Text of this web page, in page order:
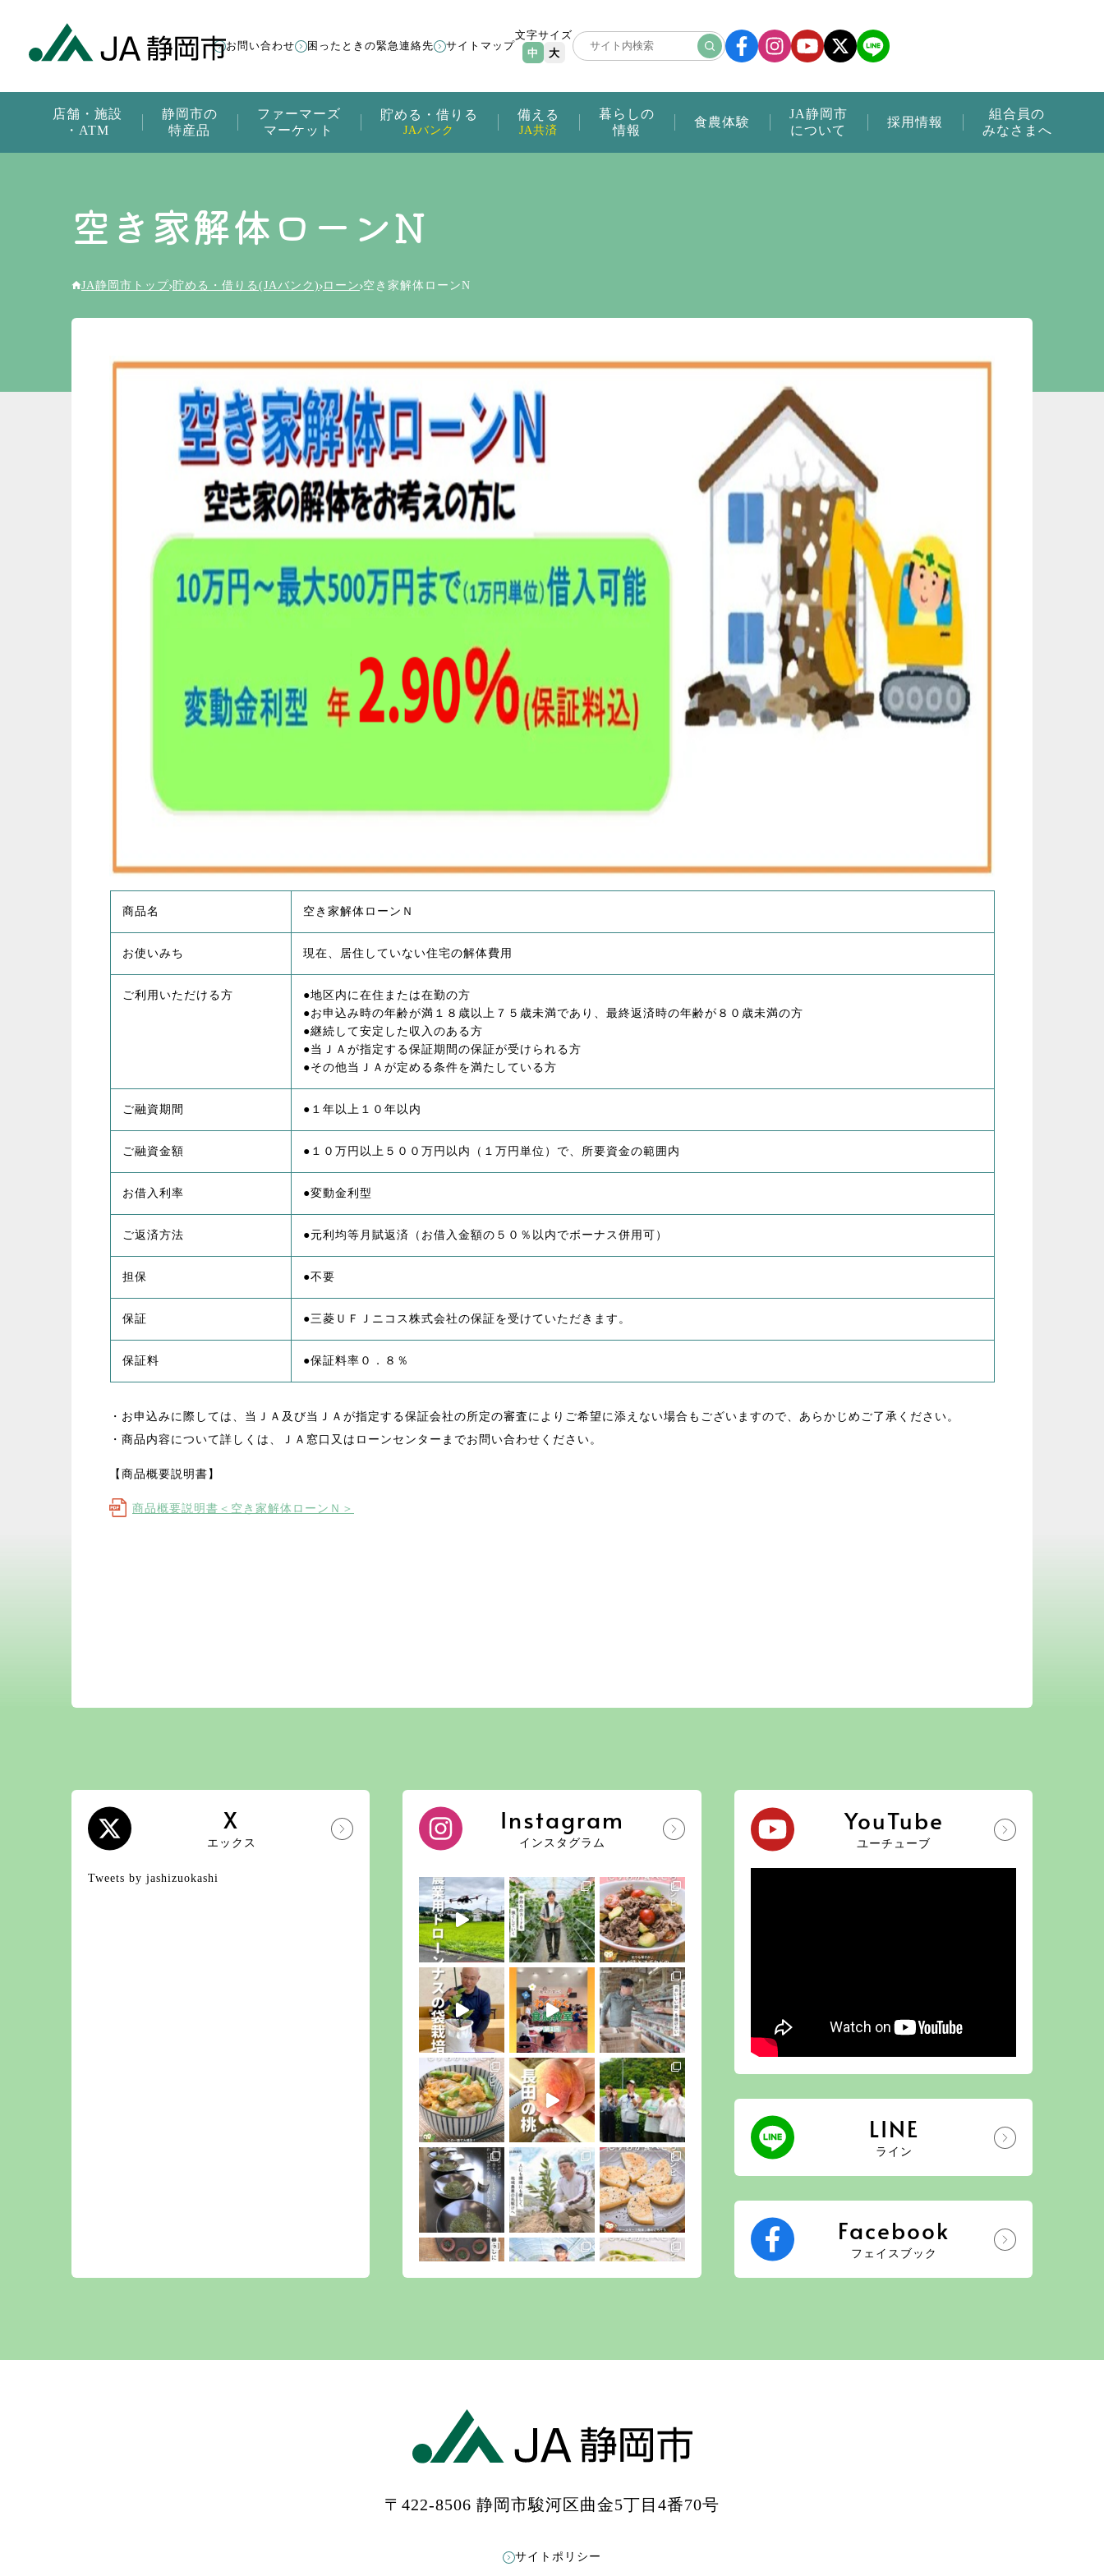
店舗・施設
・ATM
静岡市の
特産品
ファーマーズ
マーケット
貯める・借りる
JAバンク
備える
JA共済
暮らしの
情報
食農体験
JA静岡市
について
採用情報
組合員の
みなさまへ
お問い合わせ 困ったときの緊急連絡先 サイトマップ
文字サイズ
中
大
空き家解体ローンN
JA静岡市トップ 貯める・借りる(JAバンク) ローン 空き家解体ローンN
商品名 空き家解体ローンＮ
お使いみち 現在、居住していない住宅の解体費用
ご利用いただける方
●地区内に在住または在勤の方
●お申込み時の年齢が満１８歳以上７５歳未満であり、最終返済時の年齢が８０歳未満の方
●継続して安定した収入のある方
●当ＪＡが指定する保証期間の保証が受けられる方
●その他当ＪＡが定める条件を満たしている方
ご融資期間 ●１年以上１０年以内
ご融資金額 ●１０万円以上５００万円以内（１万円単位）で、所要資金の範囲内
お借入利率 ●変動金利型
ご返済方法 ●元利均等月賦返済（お借入金額の５０％以内でボーナス併用可）
担保 ●不要
保証 ●三菱ＵＦＪニコス株式会社の保証を受けていただきます。
保証料 ●保証料率０．８％
・お申込みに際しては、当ＪＡ及び当ＪＡが指定する保証会社の所定の審査によりご希望に添えない場合もございますので、あらかじめご了承ください。
・商品内容について詳しくは、ＪＡ窓口又はローンセンターまでお問い合わせください。
【商品概要説明書】
商品概要説明書＜空き家解体ローンＮ＞
X
エックス
Tweets by jashizuokashi
Instagram
インスタグラム
YouTube
ユーチューブ
LINE
ライン
Facebook
フェイスブック
〒422-8506 静岡市駿河区曲金5丁目4番70号
サイトポリシー